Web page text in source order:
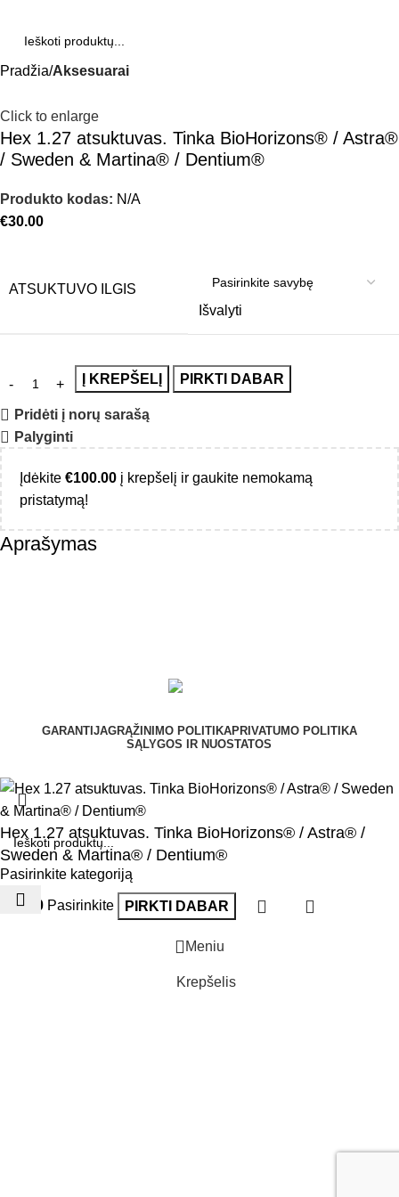
Pradžia Aksesuarai
Click to enlarge
Hex 1.27 atsuktuvas. Tinka BioHorizons® / Astra®
/ Sweden & Martina® / Dentium®
Produkto kodas: N/A
€30.00
ATSUKTUVO ILGIS
Išvalyti
Į KREPŠELĮ PIRKTI DABAR
Pridėti į norų sarašą
Palyginti
Įdėkite €100.00 į krepšelį ir gaukite nemokamą
pristatymą!
Aprašymas
GARANTIJAGRĄŽINIMO POLITIKAPRIVATUMO POLITIKA
SĄLYGOS IR NUOSTATOS
Pasirinkite kategoriją
Hex 1.27 atsuktuvas. Tinka BioHorizons® / Astra® /
Sweden & Martina® / Dentium®
30.00 Pasirinkite PIRKTI DABAR
Meniu
Krepšelis